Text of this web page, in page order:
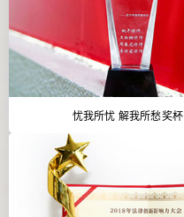
忧我所忧 解我所愁奖杯